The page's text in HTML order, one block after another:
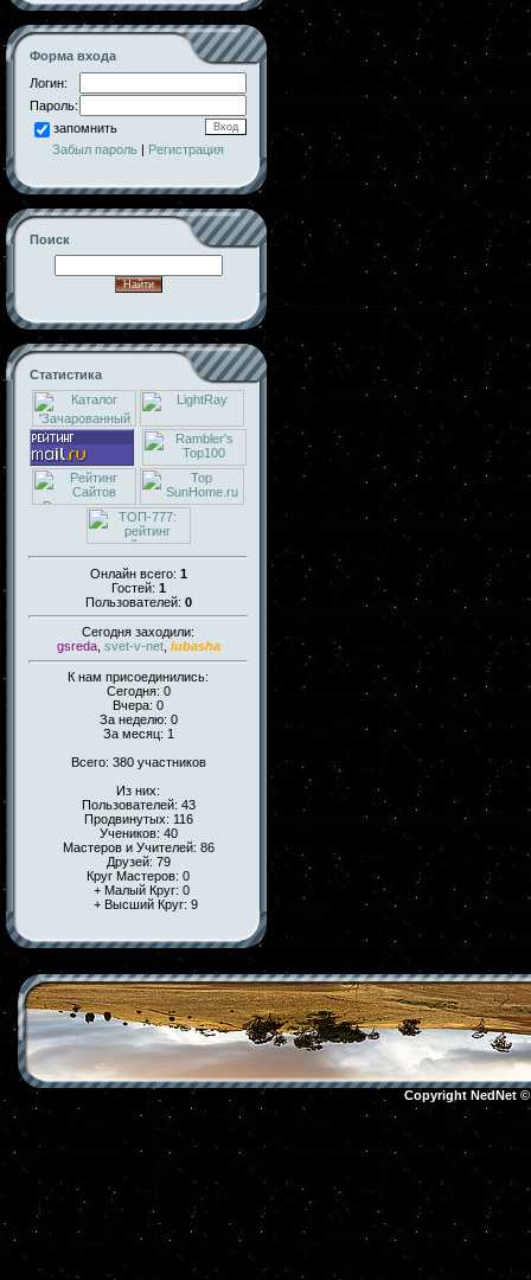
Форма входа
Логин:
Пароль:
запомнить
Забыл пароль | Регистрация
Поиск
Статистика
Онлайн всего: 1
Гостей: 1
Пользователей: 0
Сегодня заходили:
gsreda, svet-v-net, lubasha
К нам присоединились:
Сегодня: 0
Вчера: 0
За неделю: 0
За месяц: 1
Всего: 380 участников
Из них:
Пользователей: 43
Продвинутых: 116
Учеников: 40
Мастеров и Учителей: 86
Друзей: 79
Круг Мастеров: 0
+ Малый Круг: 0
+ Высший Круг: 9
Copyright NedNet